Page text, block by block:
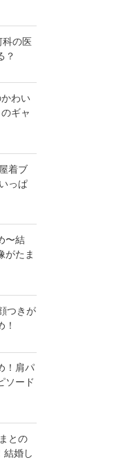
科の医
？
わい
ギャ
着ブ
っぱ
〜結
がたま
つきが
！肩パ
ソード
との
結婚し